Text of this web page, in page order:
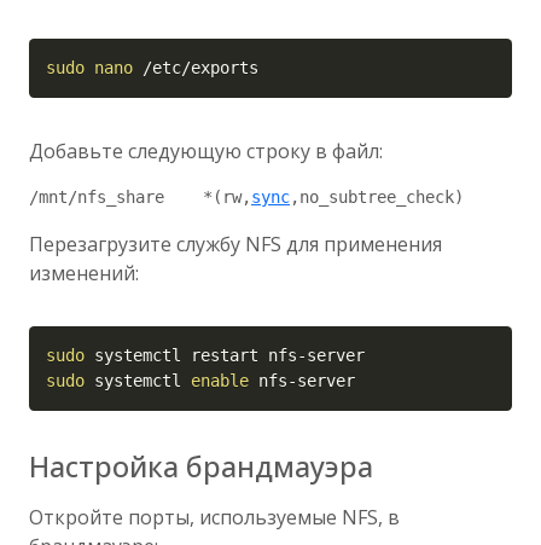
sudo nano /etc/exports
Добавьте следующую строку в файл:
/mnt/nfs_share    *(rw,sync
Перезагрузите службу NFS для применения
изменений:
sudo
sudo systemctl enable nfs-server
Настройка брандмауэра
Откройте порты, используемые NFS, в